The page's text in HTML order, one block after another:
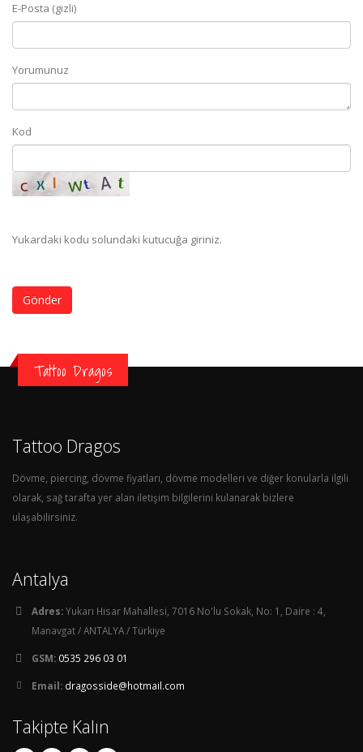
E-Posta (gizli)
Yorumunuz
Kod
Yukardaki kodu solundaki kutucuğa giriniz.
Gönder
Tattoo Dragos
Tattoo Dragos
Dövme, piercing, dövme fiyatları, dövme modelleri ve diğer konularla ilgili
olarak, sağ tarafta yer alan iletişim bilgilerini kulanarak bizlere
ulaşabilirsiniz.
Antalya
Adres:Yukarı Hisar Mahallesi, 7016 No'lu Sokak, No: 1, Daire : 4,
Manavgat / ANTALYA / Türkiye
GSM: 0535 296 03 01
Email: dragosside@hotmail.com
Takipte Kalın